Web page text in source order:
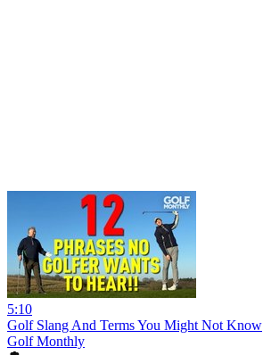
5:10
Golf Slang And Terms You Might Not Know
Golf Monthly